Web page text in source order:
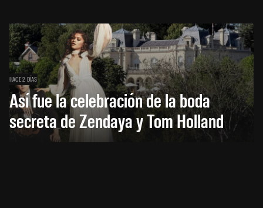
HACE 2 DÍAS
Así fue la celebración de la boda
secreta de Zendaya y Tom Holland